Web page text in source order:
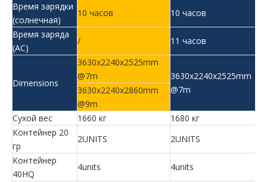
Время зарядки
(солнечная)
10 часов 10 часов
Время заряда
(AC)
/ 11 часов
Dimensions
3630x2240x2525mm
@7m
3630x2240x2525mm
@7m
3630x2240x2860mm
@9m
Сухой вес
1660 кг 1680 кг
Контейнер 20
гр
2UNITS 2UNITS
Контейнер
40HQ
4units 4units